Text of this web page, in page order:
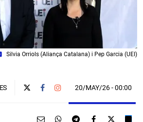
Silvia Orriols (Aliança Catalana) i Pep Garcia (UEI)
20/MAY/26- 00:00